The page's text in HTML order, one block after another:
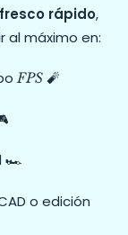
rápido,
al máximo en:
FPS 🧨
🏎️
o edición